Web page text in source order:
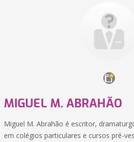
MIGUEL M. ABRAHÃO
Miguel M. Abrahão é escritor,
em colégios particulares e cursos pré-